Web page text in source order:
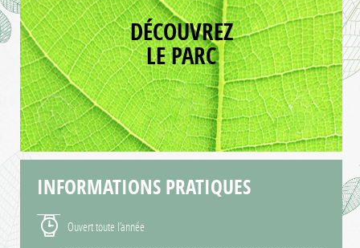
DÉCOUVREZ
LE PARC
INFORMATIONS PRATIQUES
Ouvert toute l’année